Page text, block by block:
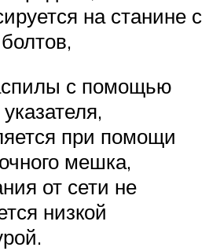
на станине с
с помощью
при помощи
мешка,
от сети не
низкой